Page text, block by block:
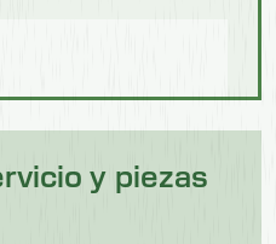
y piezas